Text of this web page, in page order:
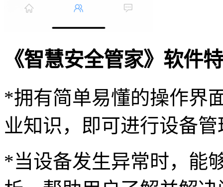
《智慧安全管家》软件
*拥有简单易懂的操作界
业知识，即可进行设备
*当设备发生异常时，能